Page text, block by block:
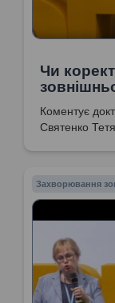
Чи
Коментує
Святенко
Захворювання